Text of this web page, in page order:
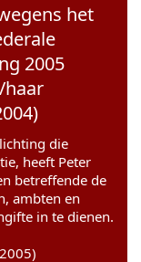
het
2005
haar
die
heeft Peter
betreffende de
ambten en
in te dienen.